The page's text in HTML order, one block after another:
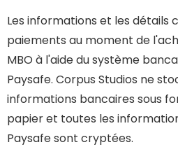
Les informations et les détails
paiements au moment de
MBO à l'aide du système
Paysafe. Corpus Studios ne
informations bancaires sous
papier et toutes les
Paysafe sont cryptées.